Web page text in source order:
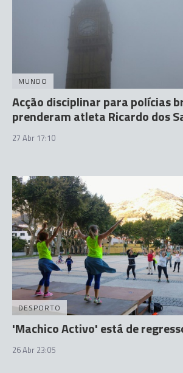
MUNDO
Acção disciplinar para polícias
prenderam atleta Ricardo dos
27 Abr 17:10
DESPORTO
'Machico Activo' está de
26 Abr 23:05